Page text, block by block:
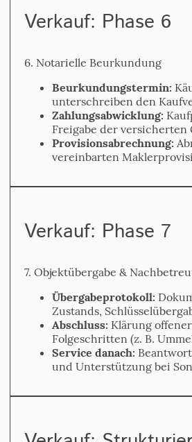
Verkauf: Phase 6
6. Notarielle Beurkundung
Beurkundungstermin:
unterschreiben den
Zahlungs­abwicklung:
Freigabe der versicherten
Provisions­abrechnung:
vereinbarten
Verkauf: Phase 7
7. Objekt­übergabe &
Übergabe­protokoll:
Zustands,
Abschluss: Klärung
Folgeschritten (z. B.
Service danach:
und Unterstützung bei